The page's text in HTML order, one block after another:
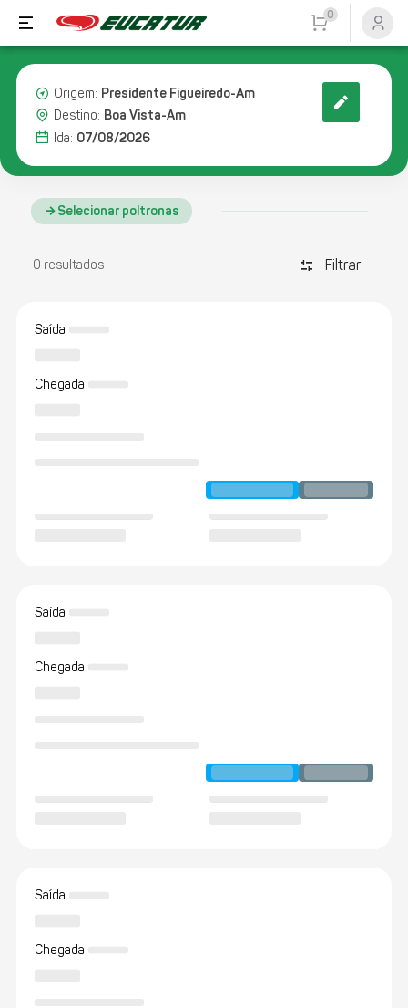
0
Origem: Presidente Figueiredo-Am
Destino: Boa Vista-Am
Ida: 07/08/2026
Selecionar poltronas
0 resultados discover_tune Filtrar
Saída
Chegada
Saída
Chegada
Saída
Chegada